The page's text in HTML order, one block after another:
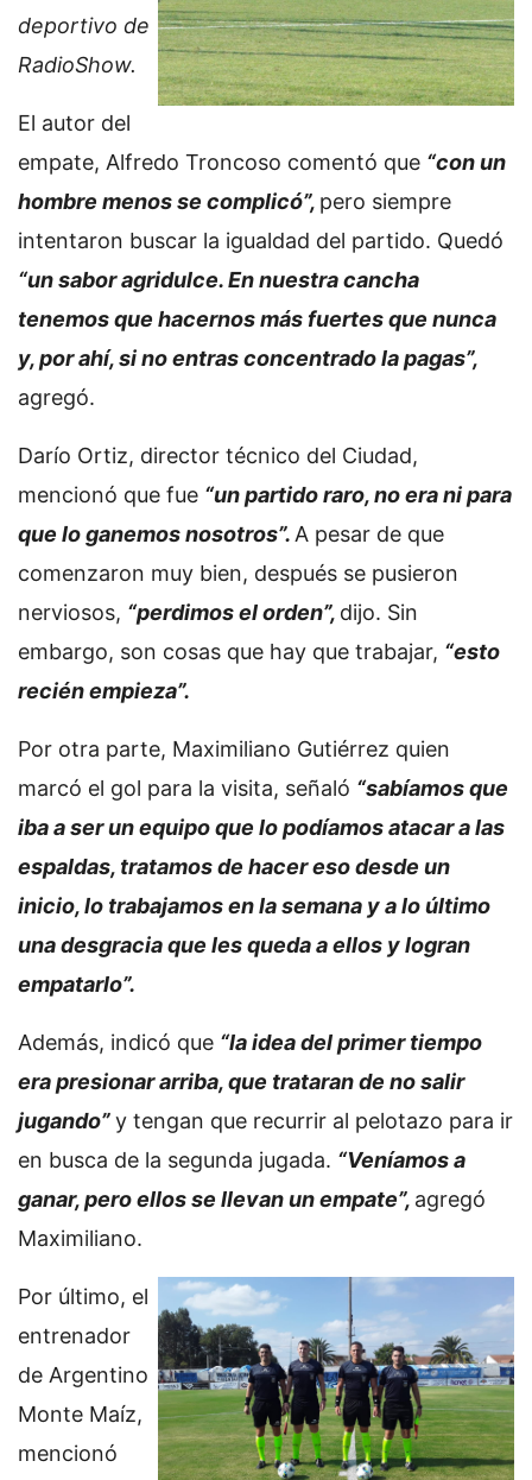
deportivo de
RadioShow.
El autor del
empate, Alfredo Troncoso comentó que “con un
hombre menos se complicó”, pero siempre
intentaron buscar la igualdad del partido. Quedó
“un sabor agridulce. En nuestra cancha
tenemos que hacernos más fuertes que nunca
y, por ahí, si no entras concentrado la pagas”,
agregó.
Darío Ortiz, director técnico del Ciudad,
mencionó que fue “un partido raro, no era ni para
que lo ganemos nosotros”. A pesar de que
comenzaron muy bien, después se pusieron
nerviosos, “perdimos el orden”, dijo. Sin
embargo, son cosas que hay que trabajar, “esto
recién empieza”.
Por otra parte, Maximiliano Gutiérrez quien
marcó el gol para la visita, señaló “sabíamos que
iba a ser un equipo que lo podíamos atacar a las
espaldas, tratamos de hacer eso desde un
inicio, lo trabajamos en la semana y a lo último
una desgracia que les queda a ellos y logran
empatarlo”.
Además, indicó que “la idea del primer tiempo
era presionar arriba, que trataran de no salir
jugando”y tengan que recurrir al pelotazo para ir
en busca de la segunda jugada. “Veníamos a
ganar, pero ellos se llevan un empate”, agregó
Maximiliano.
Por último, el
entrenador
de Argentino
Monte Maíz,
mencionó